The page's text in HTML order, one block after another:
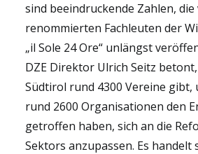
sind beeindruckende Zahlen, die
renommierten Fachleuten der
„il Sole 24 Ore“ unlängst
DZE Direktor Ulrich Seitz
Südtirol rund 4300 Vereine gibt,
rund 2600 Organisationen den
getroffen haben, sich an die
Sektors anzupassen. Es handelt